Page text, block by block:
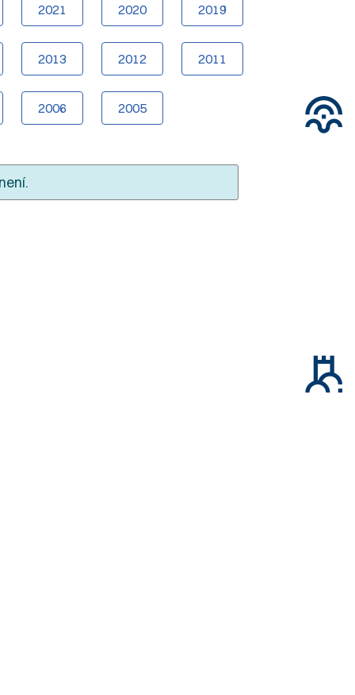
2021 2020 2019
2013 2012 2011
2006 2005